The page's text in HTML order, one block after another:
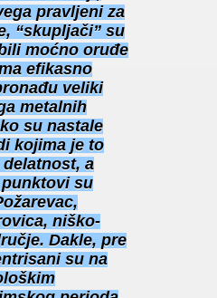
pravljeni za
“skupljači” su
moćno oruđe
efikasno
veliki
metalnih
su nastale
kojima je to
a
su
niško-
Dakle, pre
su na